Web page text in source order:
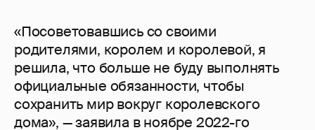
«Посоветовавшись со своими
родителями, королем и королевой, я
решила, что больше не буду выполнять
официальные обязанности, чтобы
сохранить мир вокруг королевского
дома», — заявила в ноябре 2022-го